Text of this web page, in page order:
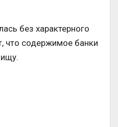
без характерного
что содержимое банки